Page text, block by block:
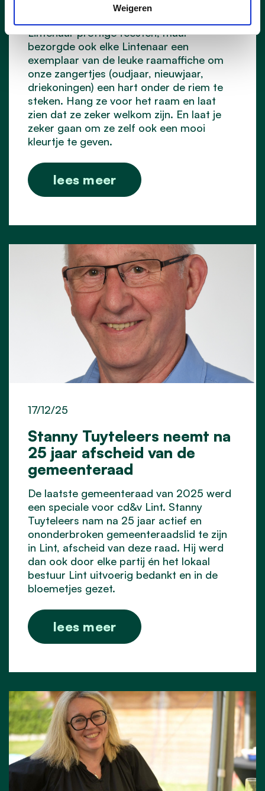
Weigeren
Lintenaar prettige feesten, maar
bezorgde ook elke Lintenaar een
exemplaar van de leuke raamaffiche om
onze zangertjes (oudjaar, nieuwjaar,
driekoningen) een hart onder de riem te
steken. Hang ze voor het raam en laat
zien dat ze zeker welkom zijn. En laat je
zeker gaan om ze zelf ook een mooi
kleurtje te geven.
lees meer
Stanny Tuyteleers neemt na
25 jaar afscheid van de
gemeenteraad
17/12/25
De laatste gemeenteraad van 2025 werd
een speciale voor cd&v Lint. Stanny
Tuyteleers nam na 25 jaar actief en
ononderbroken gemeenteraadslid te zijn
in Lint, afscheid van deze raad. Hij werd
dan ook door elke partij én het lokaal
bestuur Lint uitvoerig bedankt en in de
bloemetjes gezet.
lees meer